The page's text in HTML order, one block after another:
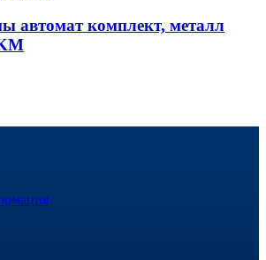
автомат комплект, металл